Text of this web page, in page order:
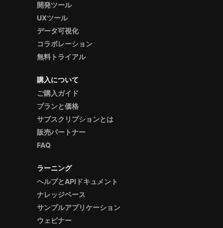
開発ツール
UXツール
データ可視化
コラボレーション
無料トライアル
購入について
ご購入ガイド
プランと価格
サブスクリプションとは
販売パートナー
FAQ
ラーニング
ヘルプとAPIドキュメント
ナレッジベース
サンプルアプリケーション
ウェビナー